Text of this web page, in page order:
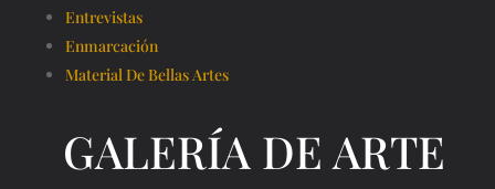
Entrevistas
Enmarcación
Material De Bellas Artes
GALERÍA DE ARTE